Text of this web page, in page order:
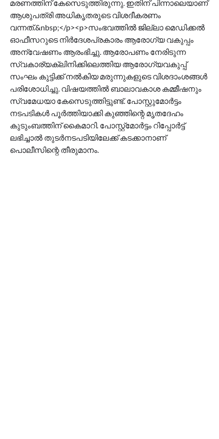
മരണത്തിന് കേസെടുത്തിരുന്നു. ഇതിന് പിന്നാലെയാണ്
ആശുപത്രി അധികൃതരുടെ വിശദീകരണം
വന്നത്.&nbsp;</p><p>സംഭവത്തിൽ ജില്ലാ മെഡിക്കൽ
ഓഫീസറുടെ നിർദേശപ്രകാരം ആരോഗ്യ വകുപ്പം
അന്വേഷണം ആരംഭിച്ചു. ആരോപണം നേരിടുന്ന
സ്വകാര്യക്ലിനിക്കിലെത്തിയ ആരോഗ്യവകുപ്പ്
സംഘം കുട്ടിക്ക് നൽകിയ മരുന്നുകളുടെ വിശദാംശങ്ങൾ
പരിശോധിച്ചു. വിഷയത്തിൽ ബാലാവകാശ കമ്മീഷനും
സ്വമേധയാ കേസെടുത്തിട്ടുണ്ട്. പോസ്റ്റുമോർട്ടം
നടപടികൾ പൂർത്തിയാക്കി കുഞ്ഞിന്റെ മൃതദേഹം
കുടുംബത്തിന് കൈമാറി. പോസ്റ്റ്മോർട്ടം റിപ്പോർട്ട്
ലഭിച്ചാൽ തുടർനടപടിയിലേക്ക് കടക്കാനാണ്
പൊലീസിന്റെ തീരുമാനം.